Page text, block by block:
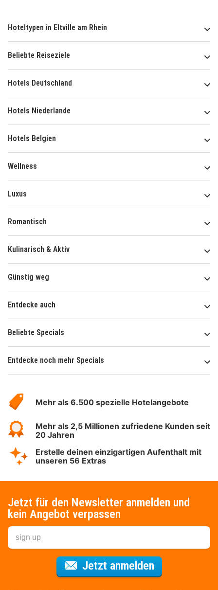
Hoteltypen in Eltville am Rhein
Beliebte Reiseziele
Hotels Deutschland
Hotels Niederlande
Hotels Belgien
Wellness
Luxus
Romantisch
Kulinarisch & Aktiv
Günstig weg
Entdecke auch
Beliebte Specials
Entdecke noch mehr Specials
Hotelspecials
Mehr als 6.500 spezielle Hotelangebote
Mehr als 2,5 Millionen zufriedene Kunden seit
20 Jahren
Erstelle deinen einzigartigen Aufenthalt mit
unseren 56 Extras
Jetzt für den Newsletter anmelden und
kein Angebot verpassen
Jetzt anmeldenFür den